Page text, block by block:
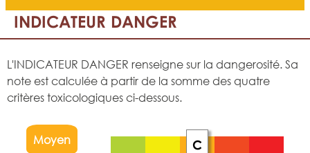
INDICATEUR DANGER
L'INDICATEUR DANGER renseigne sur la dangerosité. Sa
note est calculée à partir de la somme des quatre
critères toxicologiques ci-dessous.
Moyen C